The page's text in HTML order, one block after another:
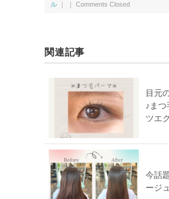
ル ｜ ｜ Comments Closed
関連記事
目元
♪ま
ツエク
今話
ージ